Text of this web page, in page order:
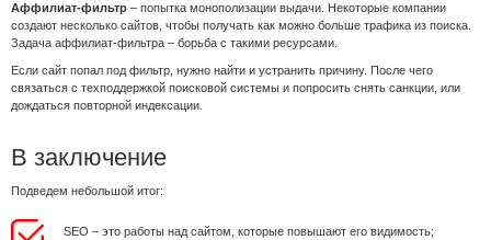
Аффилиат-фильтр – попытка монополизации выдачи. Некоторые компании
создают несколько сайтов, чтобы получать как можно больше трафика из поиска.
Задача аффилиат-фильтра – борьба с такими ресурсами.
Если сайт попал под фильтр, нужно найти и устранить причину. После чего
связаться с техподдержкой поисковой системы и попросить снять санкции, или
дождаться повторной индексации.
В заключение
Подведем небольшой итог:
SEO – это работы над сайтом, которые повышают его видимость;